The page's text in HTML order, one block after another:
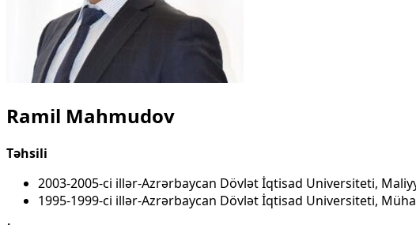
Ramil Mahmudov
Təhsili
2003-2005-ci illər-Azrərbaycan Dövlət İqtisad Universiteti,
1995-1999-ci illər-Azrərbaycan Dövlət İqtisad Universiteti,